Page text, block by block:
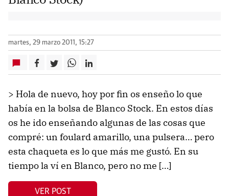
martes, 29 marzo 2011, 15:27
> Hola de nuevo, hoy por fin os enseño lo que
había en la bolsa de Blanco Stock. En estos días
os he ido enseñando algunas de las cosas que
compré: un foulard amarillo, una pulsera… pero
esta chaqueta es lo que más me gustó. En su
tiempo la ví en Blanco, pero no me […]
VER POST